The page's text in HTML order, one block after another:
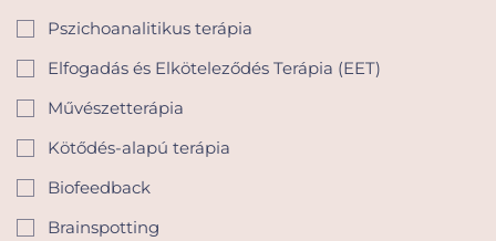
Pszichoanalitikus terápia
Elfogadás és Elköteleződés Terápia (EET)
Művészetterápia
Kötődés-alapú terápia
Biofeedback
Brainspotting